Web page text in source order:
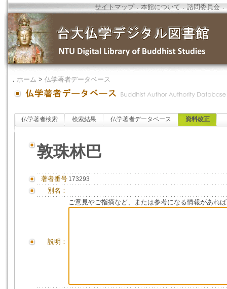
サイトマップ．本館について ．諮問委員会 ．
． ホーム > 仏学著者データベース
仏学著者検索 検索結果 仏学著者データベース 資料改正
敦珠林巴
著者番号 173293
別名：
説明：
ご意見やご指摘など、または参考になる情報があれ